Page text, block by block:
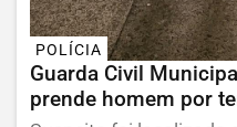
POLÍCIA
Guarda Civil
prende homem por